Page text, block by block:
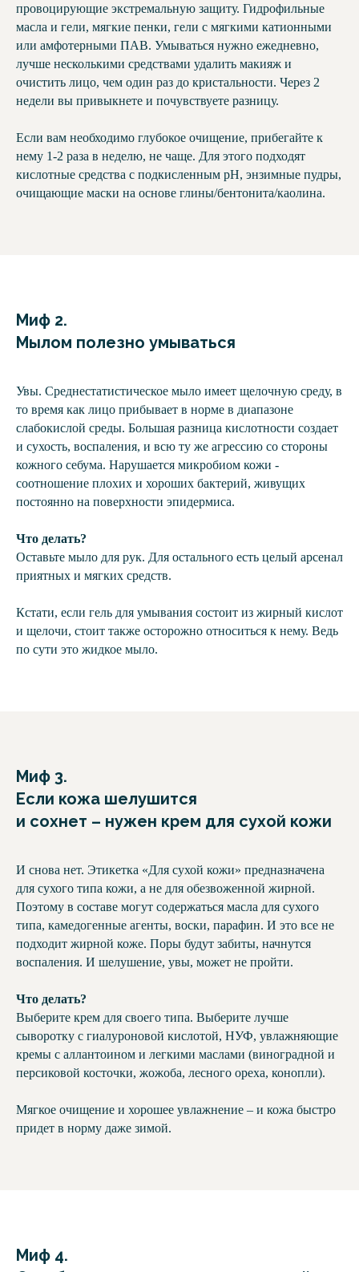
провоцирующие экстремальную защиту. Гидрофильные
масла и гели, мягкие пенки, гели с мягкими катионными
или амфотерными ПАВ. Умываться нужно ежедневно,
лучше несколькими средствами удалить макияж и
очистить лицо, чем один раз до кристальности. Через 2
недели вы привыкнете и почувствуете разницу.
Если вам необходимо глубокое очищение, прибегайте к
нему 1-2 раза в неделю, не чаще. Для этого подходят
кислотные средства с подкисленным pH, энзимные пудры,
очищающие маски на основе глины/бентонита/каолина.
Миф 2.
Мылом полезно умываться
Увы. Среднестатистическое мыло имеет щелочную среду, в
то время как лицо прибывает в норме в диапазоне
слабокислой среды. Большая разница кислотности создает
и сухость, воспаления, и всю ту же агрессию со стороны
кожного себума. Нарушается микробиом кожи -
соотношение плохих и хороших бактерий, живущих
постоянно на поверхности эпидермиса.
Что делать?
Оставьте мыло для рук. Для остального есть целый арсенал
приятных и мягких средств.
Кстати, если гель для умывания состоит из жирный кислот
и щелочи, стоит также осторожно относиться к нему. Ведь
по сути это жидкое мыло.
Миф 3.
Если кожа шелушится
и сохнет – нужен крем для сухой кожи
И снова нет. Этикетка «Для сухой кожи» предназначена
для сухого типа кожи, а не для обезвоженной жирной.
Поэтому в составе могут содержаться масла для сухого
типа, камедогенные агенты, воски, парафин. И это все не
подходит жирной коже. Поры будут забиты, начнутся
воспаления. И шелушение, увы, может не пройти.
Что делать?
Выберите крем для своего типа. Выберите лучше
сыворотку с гиалуроновой кислотой, НУФ, увлажняющие
кремы с аллантоином и легкими маслами (виноградной и
персиковой косточки, жожоба, лесного ореха, конопли).
Мягкое очищение и хорошее увлажнение – и кожа быстро
придет в норму даже зимой.
Миф 4.